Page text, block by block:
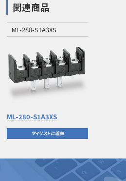
関連商品
ML-280-S1A3XS
ML-280-S1A3XS
マイリストに追加